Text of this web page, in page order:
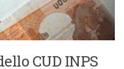
CUD INPS